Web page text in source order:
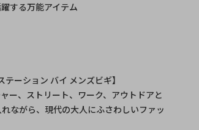
する万能アイテム
ーション バイ メンズビギ】
ー、ストリート、ワーク、アウトドアと
ながら、現代の大人にふさわしいファッ